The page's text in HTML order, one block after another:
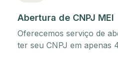
Abertura de CNPJ MEI
Oferecemos serviço de
ter seu CNPJ em apenas